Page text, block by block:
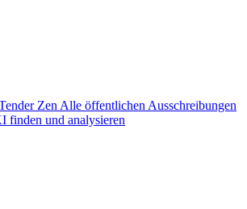
Zen Alle öffentlichen Ausschreibungen
finden und analysieren